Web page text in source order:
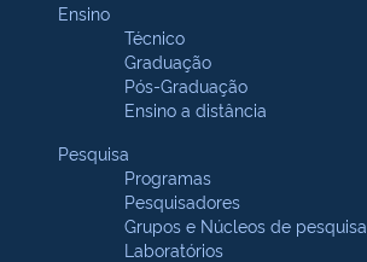
Ensino
Técnico
Graduação
Pós-Graduação
Ensino a distância
Pesquisa
Programas
Pesquisadores
Grupos e Núcleos de pesquisa
Laboratórios